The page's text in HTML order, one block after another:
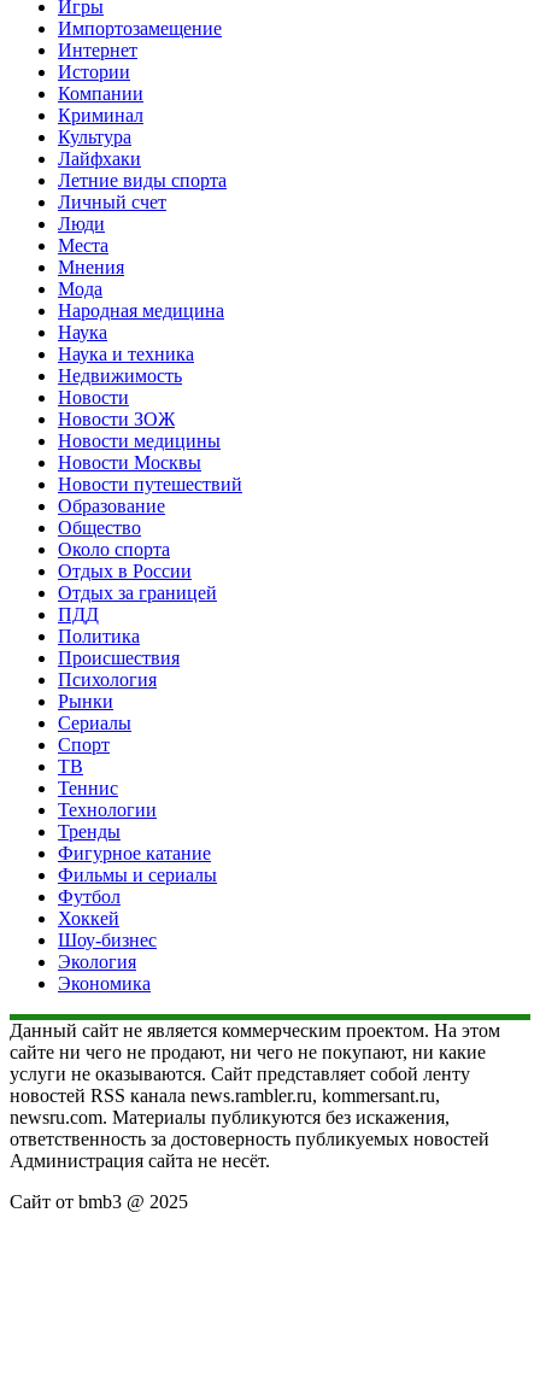
Игры
Импортозамещение
Интернет
Истории
Компании
Криминал
Культура
Лайфхаки
Летние виды спорта
Личный счет
Люди
Места
Мнения
Мода
Народная медицина
Наука
Наука и техника
Недвижимость
Новости
Новости ЗОЖ
Новости медицины
Новости Москвы
Новости путешествий
Образование
Общество
Около спорта
Отдых в России
Отдых за границей
ПДД
Политика
Происшествия
Психология
Рынки
Сериалы
Спорт
ТВ
Теннис
Технологии
Тренды
Фигурное катание
Фильмы и сериалы
Футбол
Хоккей
Шоу-бизнес
Экология
Экономика
Данный сайт не является коммерческим проектом. На этом
сайте ни чего не продают, ни чего не покупают, ни какие
услуги не оказываются. Сайт представляет собой ленту
новостей RSS канала news.rambler.ru, kommersant.ru,
newsru.com. Материалы публикуются без искажения,
ответственность за достоверность публикуемых новостей
Администрация сайта не несёт.
Сайт от bmb3 @ 2025